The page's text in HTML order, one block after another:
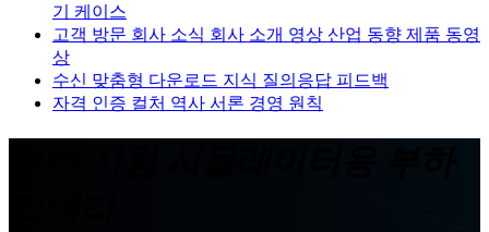
기 케이스
고객 방문 회사 소식 회사 소개 영상 산업 동향 제품 동영
상
수신 맞춤형 다운로드 지식 질의응답 피드백
자격 인증 컬처 역사 서론 경영 원칙